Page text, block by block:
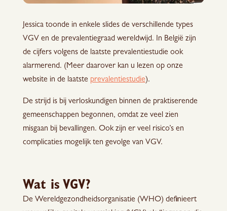
Jessica toonde in enkele slides de verschillende types
VGV en de prevalentiegraad wereldwijd. In België zijn
de cijfers volgens de laatste prevalentiestudie ook
alarmerend. (Meer daarover kan u lezen op onze
website in de laatste prevalentiestudie).
De strijd is bij verloskundigen binnen de praktiserende
gemeenschappen begonnen, omdat ze veel zien
misgaan bij bevallingen. Ook zijn er veel risico’s en
complicaties mogelijk ten gevolge van VGV.
Wat is VGV?
De Wereldgezondheidsorganisatie (WHO) definieert